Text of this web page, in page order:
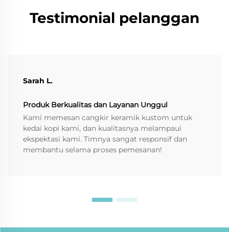
Testimonial pelanggan
Sarah L.
Produk Berkualitas dan Layanan Unggul
Kami memesan cangkir keramik kustom untuk
kedai kopi kami, dan kualitasnya melampaui
ekspektasi kami. Timnya sangat responsif dan
membantu selama proses pemesanan!